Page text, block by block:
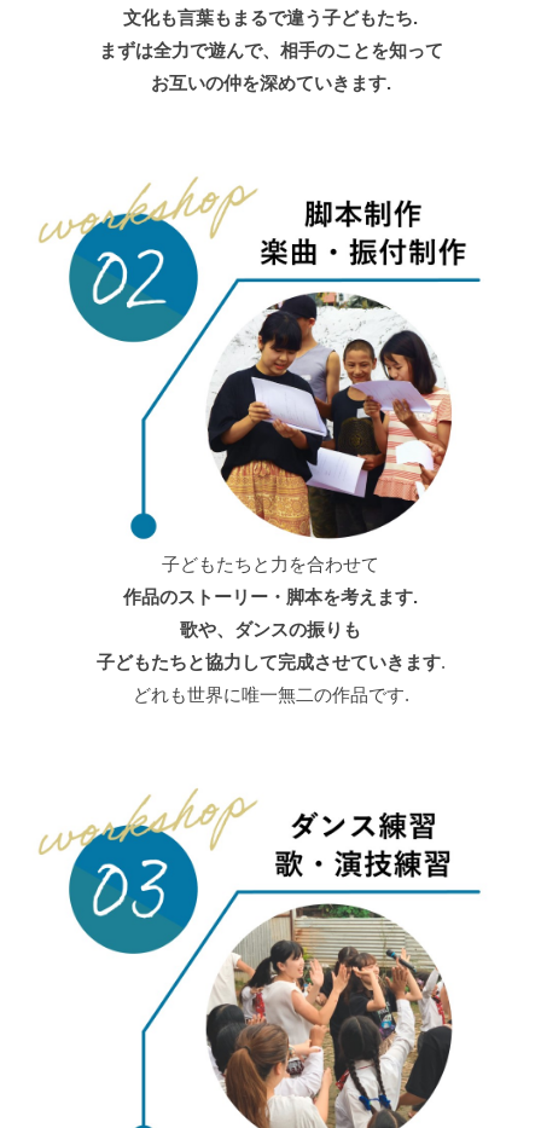
文化も言葉もまるで違う子どもたち.
まずは全力で遊んで、相手のことを知って
お互いの仲を深めていきます.
子どもたちと力を合わせて
作品のストーリー・脚本を考えます.
歌や、ダンスの振りも
子どもたちと協力して完成させていきます.
どれも世界に唯一無二の作品です.